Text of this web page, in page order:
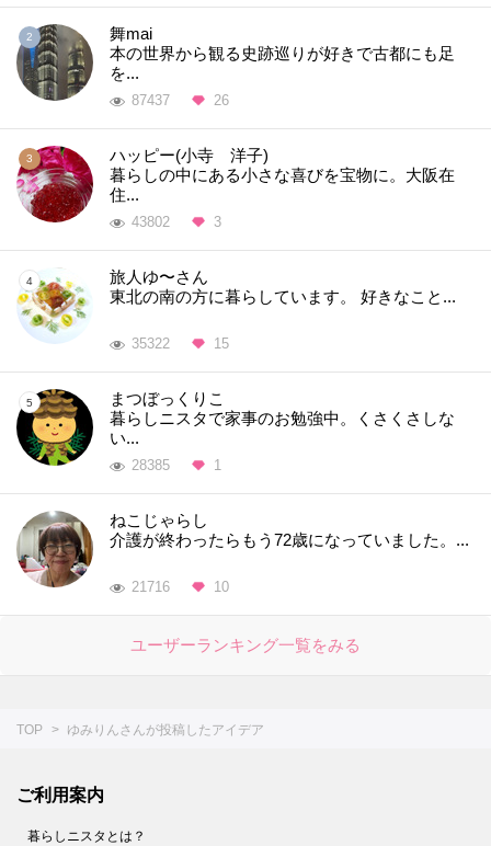
舞mai
本の世界から観る史跡巡りが好きで古都にも足
を...
87437 26
ハッピー(小寺 洋子)
暮らしの中にある小さな喜びを宝物に。大阪在
住...
43802 3
旅人ゆ〜さん
東北の南の方に暮らしています。 好きなこと...
35322 15
まつぼっくりこ
暮らしニスタで家事のお勉強中。くさくさしな
い...
28385 1
ねこじゃらし
介護が終わったらもう72歳になっていました。...
21716 10
ユーザーランキング一覧をみる
TOP ゆみりんさんが投稿したアイデア
ご利用案内
暮らしニスタとは？